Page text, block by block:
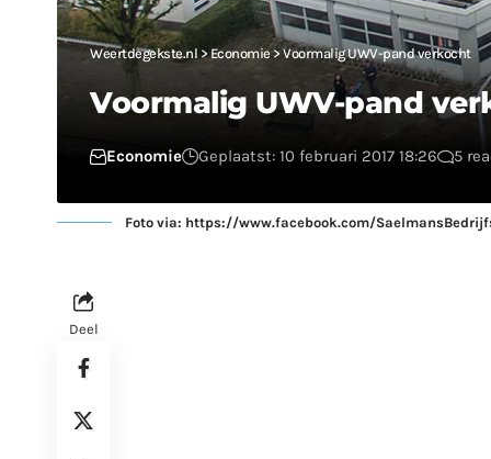
Weertdegekste.nl >Economie>Voormalig UWV-pand verkocht
Voormalig UWV-pand
Economie Geplaatst: 10 februari 2017 18:26 5
Foto via: https://www.facebook.com/
Deel